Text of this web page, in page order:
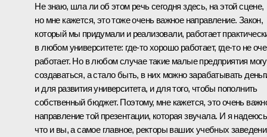
Не знаю, шла ли об этом речь сегодня здесь, на этой сцене,
но мне кажется, это тоже очень важное направление. Закон,
который мы придумали и реализовали, работает
в любом университете: где‑то хорошо работает, где‑то не
работает. Но в любом случае такие малые предприятия
создаваться, а стало быть, в них можно зарабатывать
и для развития университета, и для того, чтобы пополнить
собственный бюджет. Поэтому, мне кажется, это очень
направление той презентации, которая звучала. И я
что и вы, а самое главное, ректоры ваших учебных